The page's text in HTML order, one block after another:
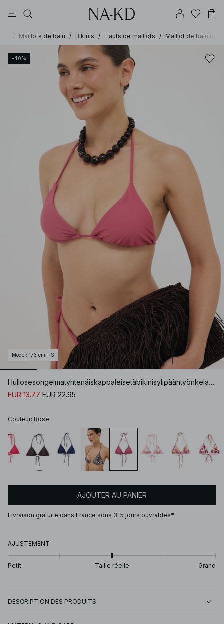
/ Maillots de bain / Bikinis / Hauts de maillots / Maillot de bain
-40%
Model : 173 cm - S
Hullosesongelmatyhtenäiskappaleisetäbikinisylipääntyönkelaoppäälle
EUR 13.77 EUR 22.95
Couleur: Rose
AJOUTER AU PANIER
Livraison gratuite dans France sous 3-5 jours ouvrables*
AJUSTEMENT
Petit Taille réelle Grand
DESCRIPTION DES PRODUITS